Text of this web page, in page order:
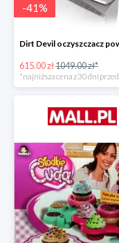
-41%
615.00 zł1049.00 zł*